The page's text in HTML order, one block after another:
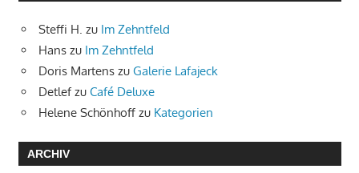
Steffi H. zu Im Zehntfeld
Hans zu Im Zehntfeld
Doris Martens zu Galerie Lafajeck
Detlefzu Café Deluxe
Helene Schönhoff zu Kategorien
ARCHIV